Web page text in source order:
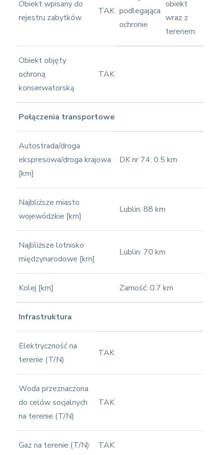
Obiekt wpisany do
rejestru zabytków
TAK podlegająca
ochronie
obiekt
wraz z
terenem.
Obiekt objęty
ochroną
konserwatorską
TAK
Połączenia transportowe
Autostrada/droga
ekspresowa/droga krajowa
[km]
DK nr 74: 0.5 km
Najbliższe miasto
wojewódzkie [km]
Lublin: 88 km
Najbliższe lotnisko
międzynarodowe [km]
Lublin: 70 km
Kolej [km] Zamość: 0.7 km
Infrastruktura
Elektryczność na
terenie (T/N)
TAK
Woda przeznaczona
do celów socjalnych
na terenie (T/N)
TAK
Gaz na terenie (T/N) TAK